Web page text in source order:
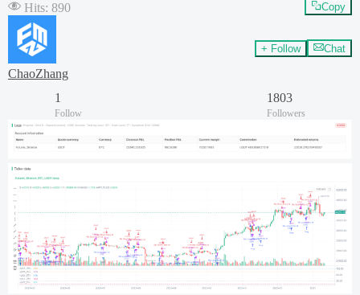
Hits: 890 Copy
ChaoZhang
+ Follow Chat
1
Follow
1803
Followers